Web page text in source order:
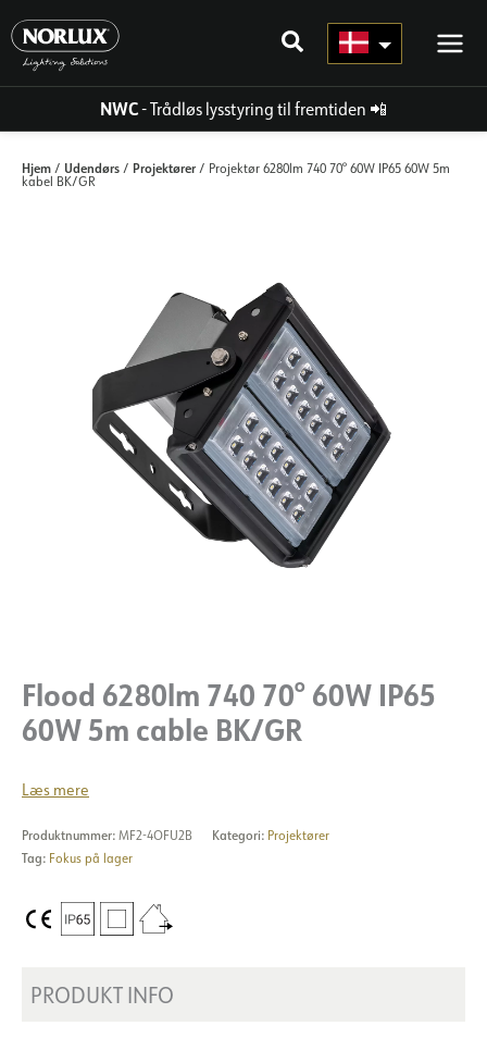
indhold
NWC- Trådløs lysstyring til fremtiden 📲
Hjem / Udendørs / Projektører/ Projektør 6280lm 740 70° 60W IP65 60W 5m
kabel BK/GR
Flood 6280lm 740 70° 60W IP65
60W 5m cable BK/GR
Læs mere
Produktnummer: MF2-4OFU2B Kategori: Projektører
Tag: Fokus på lager
PRODUKT INFO